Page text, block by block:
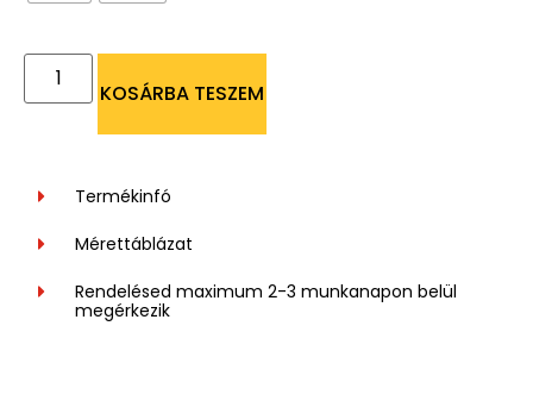
KOSÁRBA TESZEM
Termékinfó
Mérettáblázat
Rendelésed maximum 2-3 munkanapon belül
megérkezik